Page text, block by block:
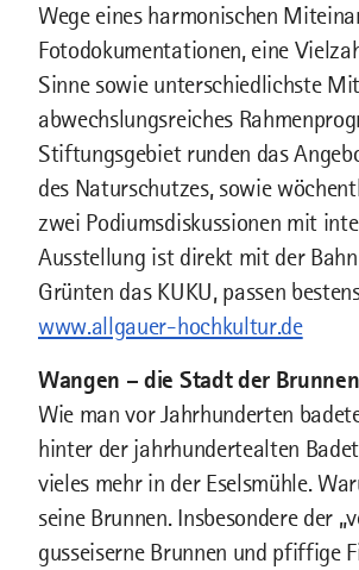
Wege eines harmonischen
Fotodokumentationen, eine
Sinne sowie unterschiedlichste
abwechslungsreiches
Stiftungsgebiet runden das
des Naturschutzes, sowie
zwei Podiumsdiskussionen mit
Ausstellung ist direkt mit der
Grünten das KUKU, passen
www.allgauer-hochkultur.de
Wangen – die Stadt der Brunnen
Wie man vor Jahrhunderten
hinter der jahrhundertealten
vieles mehr in der Eselsmühle.
seine Brunnen. Insbesondere der
gusseiserne Brunnen und pfiffige